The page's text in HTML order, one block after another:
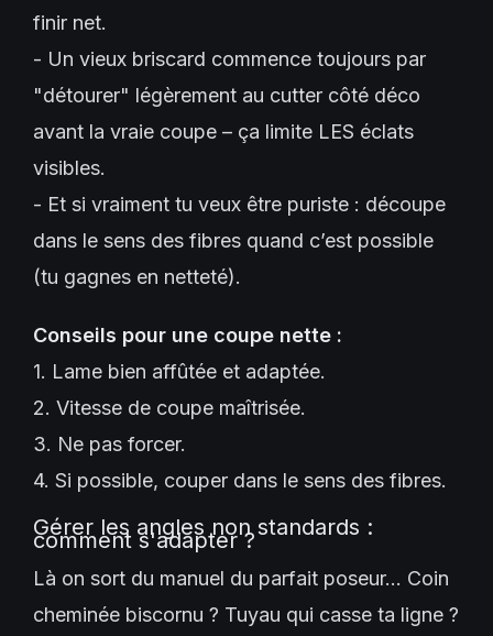
finir net.
- Un vieux briscard commence toujours par
"détourer" légèrement au cutter côté déco
avant la vraie coupe – ça limite LES éclats
visibles.
- Et si vraiment tu veux être puriste : découpe
dans le sens des fibres quand c’est possible
(tu gagnes en netteté).
Conseils pour une coupe nette :
1. Lame bien affûtée et adaptée.
2. Vitesse de coupe maîtrisée.
3. Ne pas forcer.
4. Si possible, couper dans le sens des fibres.
Gérer les angles non standards :
comment s'adapter ?
Là on sort du manuel du parfait poseur… Coin
cheminée biscornu ? Tuyau qui casse ta ligne ?